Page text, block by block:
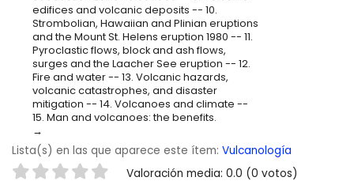
edifices and volcanic deposits -- 10.
Strombolian, Hawaiian and Plinian eruptions
and the Mount St. Helens eruption 1980 -- 11.
Pyroclastic flows, block and ash flows,
surges and the Laacher See eruption -- 12.
Fire and water -- 13. Volcanic hazards,
volcanic catastrophes, and disaster
mitigation -- 14. Volcanoes and climate --
15. Man and volcanoes: the benefits.
Lista(s) en las que aparece este ítem: Vulcanología
Valoración Valoración media: 0.0 (0 votos)